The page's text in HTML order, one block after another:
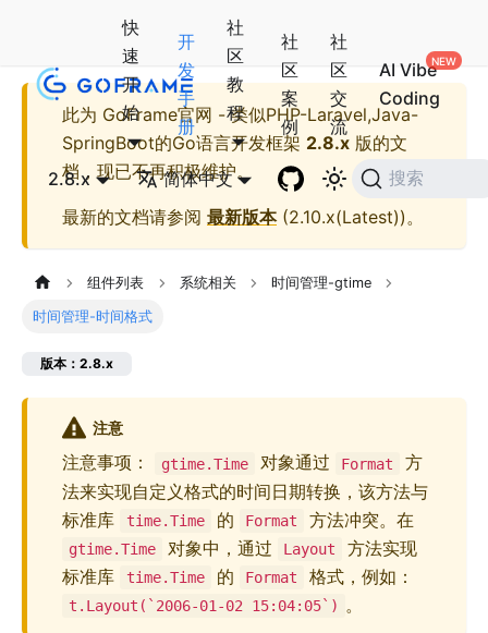
快
速
开
始
开
发
手
册
社
区
教
程
社
区
案
例
社
区
交
流
AI Vibe
Coding
2.8.x 简体中文 搜索
此为 GoFrame官网 - 类似PHP-Laravel,Java-
SpringBoot的Go语言开发框架 2.8.x 版的文
档，现已不再积极维护。
最新的文档请参阅 最新版本(2.10.x(Latest))。
组件列表 系统相关 时间管理-gtime
时间管理-时间格式
版本：2.8.x
注意
注意事项： gtime.Time 对象通过 Format
方
法来实现自定义格式的时间日期转换，该方法与
标准库
time.Time 的 Format 方法冲突。在
gtime.Time 对象中，通过 Layout
方法实现
标准库
time.Time 的 Format 格式，例如：
t.Layout(`2006-01-02 15:04:05`) 。